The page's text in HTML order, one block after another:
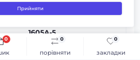
порівняти
0
закладки
0
0
До кошика
Тримач для рушника
1605А-5
Код товару:
Прийняти